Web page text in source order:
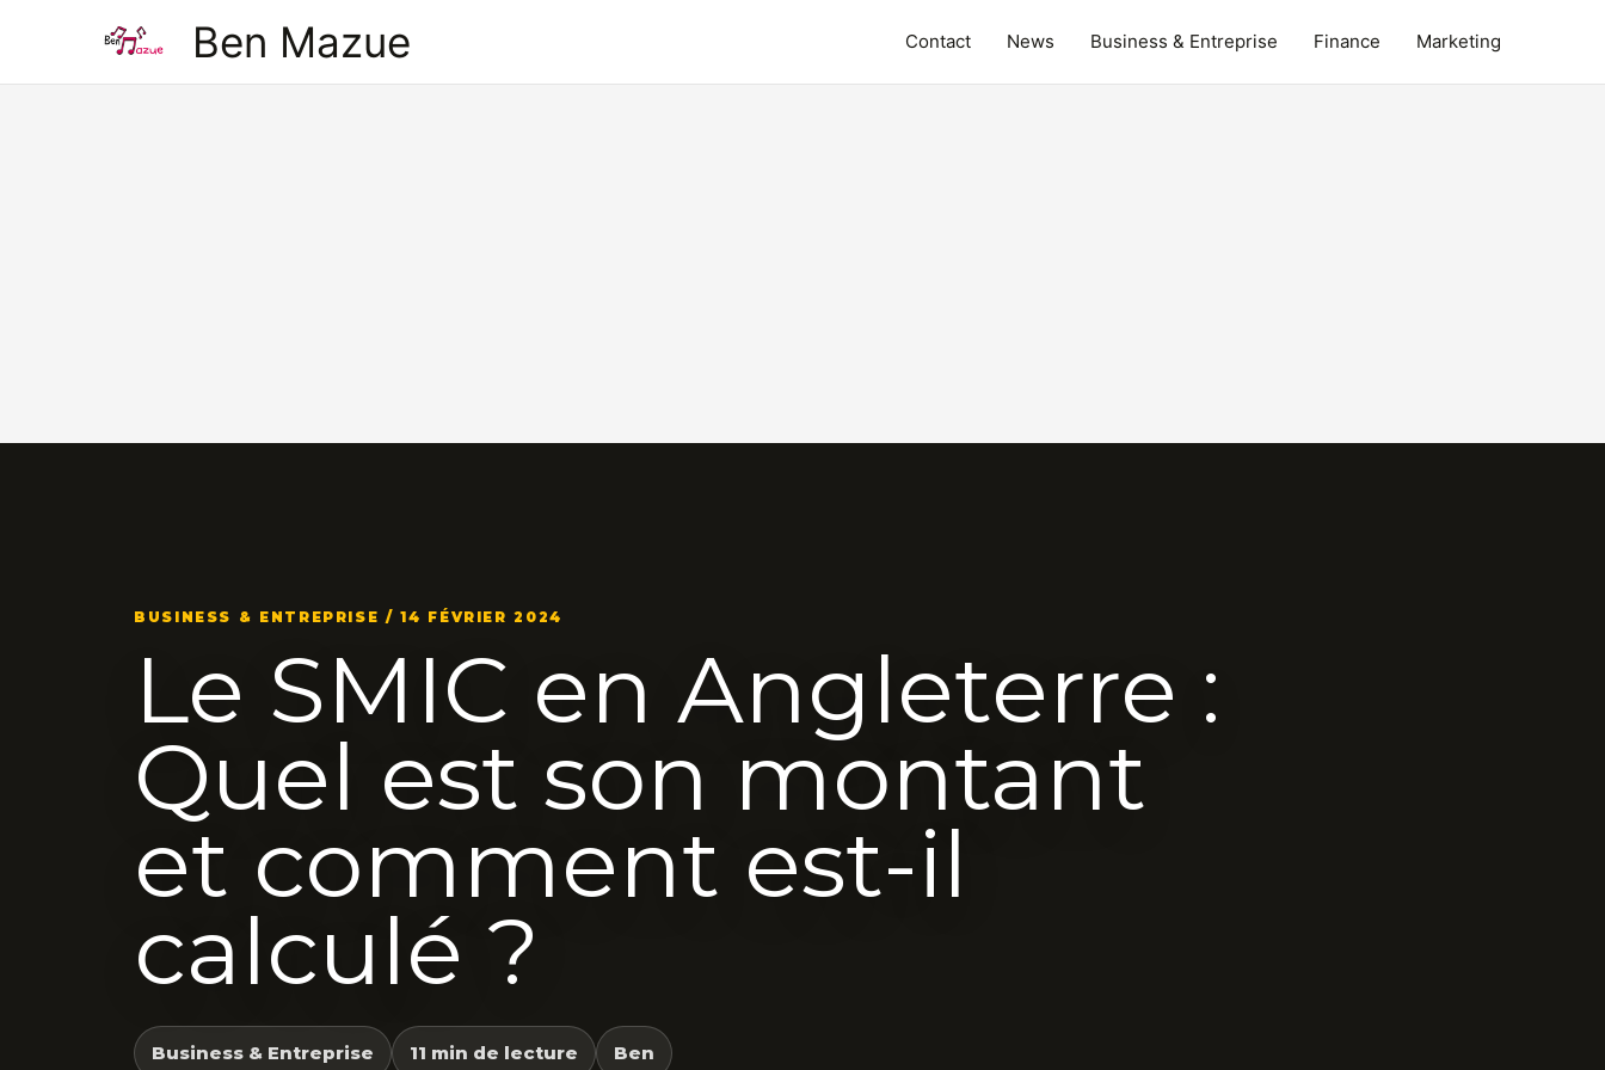
Ben Mazue Contact News Business & Entreprise Finance Marketing
BUSINESS & ENTREPRISE / 14 FÉVRIER 2024
Le SMIC en Angleterre :
Quel est son montant
et comment est-il
calculé ?
Business & Entreprise 11 min de lecture Ben